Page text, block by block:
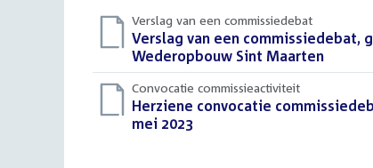
Verslag van een commissiedebat
Download
bestand:
Verslag van een commissiedebat,
Wederopbouw Sint Maarten
Convocatie commissieactiviteit
Download
bestand:
Herziene convocatie
mei 2023